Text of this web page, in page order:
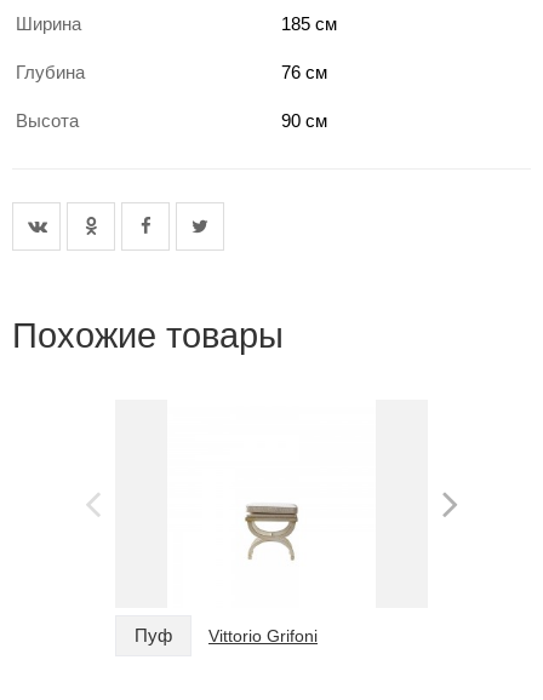
Ширина 185 см
Глубина 76 см
Высота 90 см
Похожие товары
Пуф Vittorio Grifoni